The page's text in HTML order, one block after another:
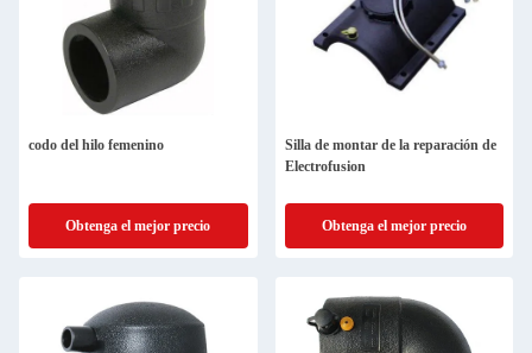
codo del hilo femenino
Obtenga el mejor precio
Silla de montar de la reparación de
Electrofusion
Obtenga el mejor precio